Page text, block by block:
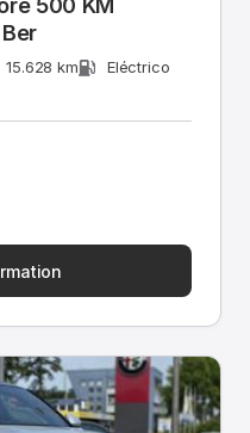
500 KM
15.628 km
Eléctrico